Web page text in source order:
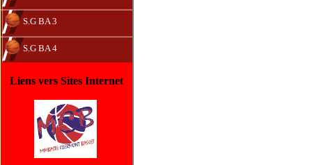
S.G BA 3
S.G BA 4
Liens vers Sites Internet